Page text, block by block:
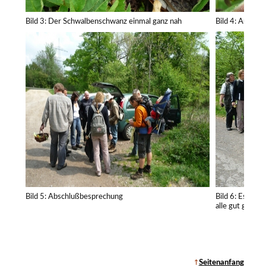
Bild 3: Der Schwalbenschwanz einmal ganz nah Bild 4: Auge
Bild 5: Abschlußbesprechung
Bild 6: Es
alle gut
Seitenanfang